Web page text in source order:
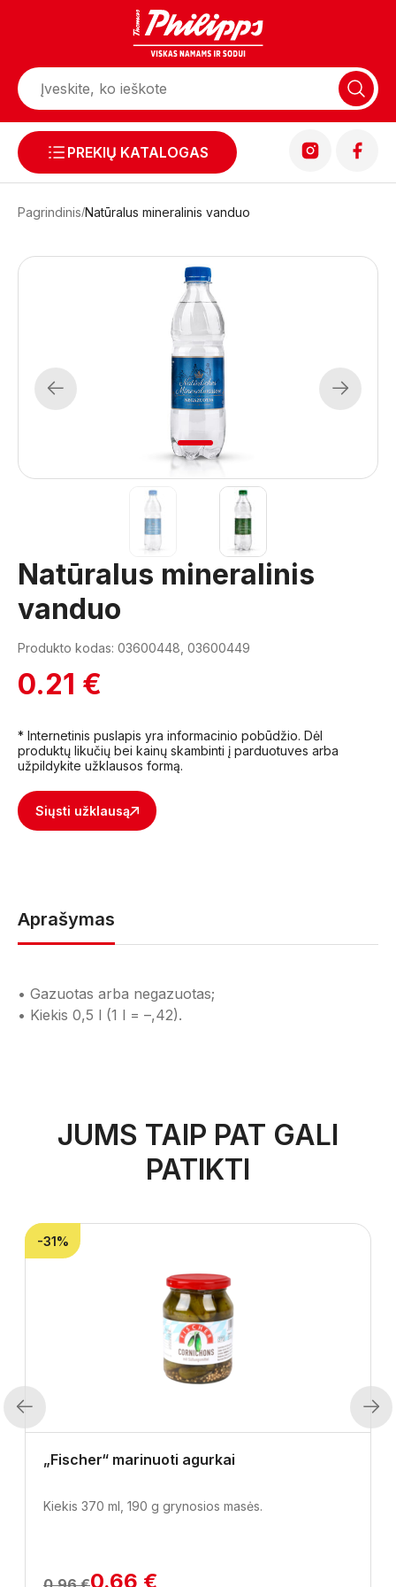
PREKIŲ KATALOGAS
Pagrindinis Natūralus mineralinis vanduo
Previous Next
1 2
Natūralus mineralinis
vanduo
Produkto kodas: 03600448, 03600449
0.21 €
* Internetinis puslapis yra informacinio pobūdžio. Dėl
produktų likučių bei kainų skambinti į parduotuves arba
užpildykite užklausos formą.
Siųsti užklausą
Aprašymas
• Gazuotas arba negazuotas;
• Kiekis 0,5 l (1 l = –,42).
JUMS TAIP PAT GALI
PATIKTI
Previous
-31%
„Fischer“ marinuoti agurkai
Kiekis 370 ml, 190 g grynosios masės.
0.66 €
Next